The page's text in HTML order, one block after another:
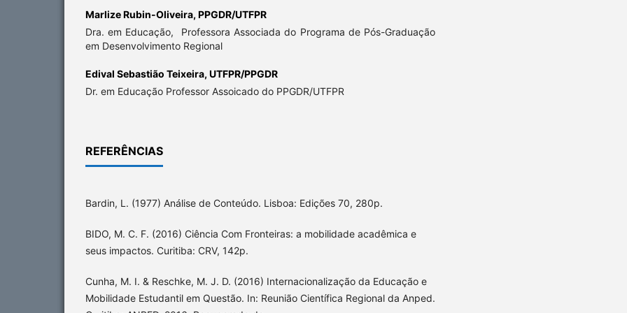
Marlize Rubin-Oliveira, PPGDR/UTFPR
Dra. em Educação, Professora Associada do Programa de Pós-Graduação
em Desenvolvimento Regional
Edival Sebastião Teixeira, UTFPR/PPGDR
Dr. em Educação Professor Assoicado do PPGDR/UTFPR
REFERÊNCIAS
Bardin, L. (1977) Análise de Conteúdo. Lisboa: Edições 70, 280p.
BIDO, M. C. F. (2016) Ciência Com Fronteiras: a mobilidade acadêmica e
seus impactos. Curitiba: CRV, 142p.
Cunha, M. I. & Reschke, M. J. D. (2016) Internacionalização da Educação e
Mobilidade Estudantil em Questão. In: Reunião Científica Regional da Anped.